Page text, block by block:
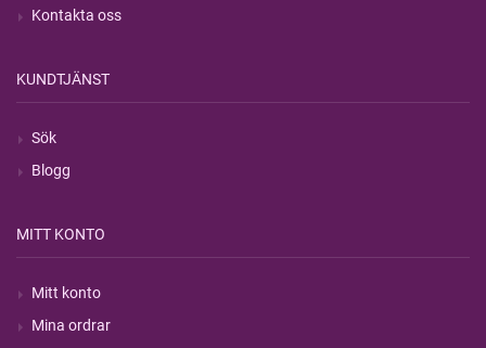
Kontakta oss
KUNDTJÄNST
Sök
Blogg
MITT KONTO
Mitt konto
Mina ordrar